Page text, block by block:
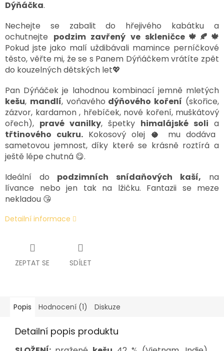
Dýňáčka.
Nechejte se zabalit do hřejivého kabátku a
ochutnejte podzim zavřený ve skleničce🍁🍂🍁
Pokud jste jako malí uždibávali mamince perníčkové
těsto, věřte mi, že se s Panem Dýňáčkem vrátíte zpět
do kouzelných dětských let💖
Pan Dýňáček je lahodnou kombinací jemně mletých
kešu, mandlí, voňavého dýňového koření (skořice,
zázvor, kardamon , hřebíček, nové koření, muškátový
ořech), pravé vanilky, špetky himalájské soli a
třtinového cukru. Kokosový olej 🥥 mu dodáva
sametovou jemnost, díky které se krásně roztírá a
ještě lépe chutná 😋.
Ideální do podzimních snídaňových kaší, na
lívance nebo jen tak na lžičku. Fantazii se meze
nekladou 😘
Detailní informace
ZEPTAT SE SDÍLET
Popis Hodnocení (1) Diskuze
Detailní popis produktu